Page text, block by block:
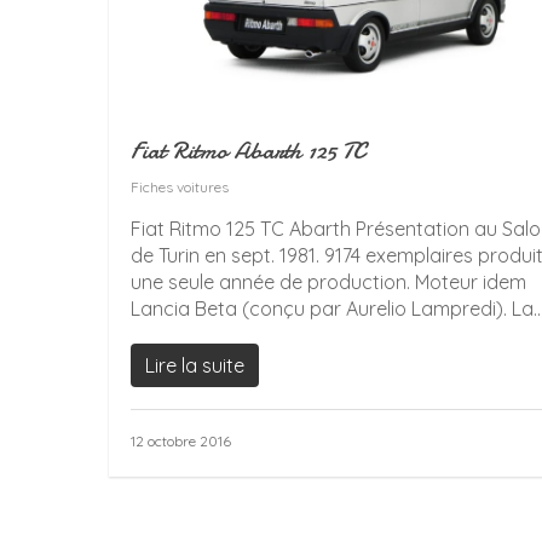
Fiat Ritmo Abarth 125 TC
Fiches voitures
Fiat Ritmo 125 TC Abarth Présentation au
de Turin en sept. 1981. 9174 exemplaires
une seule année de production. Moteur idem
Lancia Beta (conçu par Aurelio Lampredi). La...
Lire la suite
12 octobre 2016